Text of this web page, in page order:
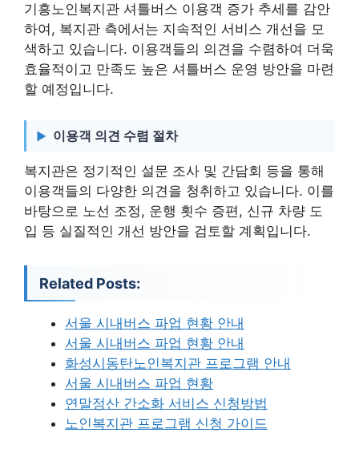
기흥노인복지관 셔틀버스 이용객 증가 추세를 감안
하여, 복지관 측에서는 지속적인 서비스 개선을 모
색하고 있습니다. 이용객들의 의견을 수렴하여 더욱
효율적이고 만족도 높은 셔틀버스 운영 방안을 마련
할 예정입니다.
이용객 의견 수렴 절차
복지관은 정기적인 설문 조사 및 간담회 등을 통해
이용객들의 다양한 의견을 청취하고 있습니다. 이를
바탕으로 노선 조정, 운행 횟수 증편, 신규 차량 도
입 등 실질적인 개선 방안을 검토할 계획입니다.
Related Posts:
서울 시내버스 파업 현황 안내
서울 시내버스 파업 현황 안내
화성시동탄노인복지관 프로그램 안내
서울 시내버스 파업 현황
연말정산 간소화 서비스 신청방법
노인복지관 프로그램 신청 가이드